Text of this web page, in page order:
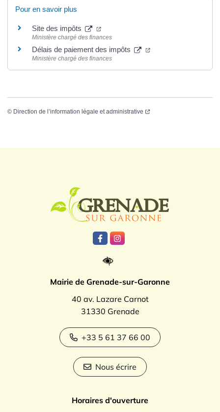
Pour en savoir plus
Site des impôts
Ministère chargé des finances
Délais de paiement des impôts
Ministère chargé des finances
© Direction de l’information légale et administrative
Lien vers le compte Facebook
Lien vers le compte
Mairie de Grenade-sur-Garonne
40 av. Lazare Carnot
31330 Grenade
+33 5 61 37 66 00
Nous écrire
Horaires d'ouverture